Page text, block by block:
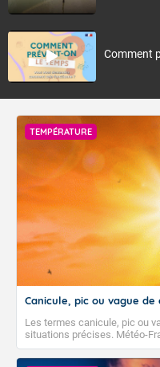
Comment
TEMPÉRATURE
Canicule, pic ou vague
Les termes canicule, pic ou
situations précises. Météo-
climatologiques pour évaluer
peuvent avoir des impacts